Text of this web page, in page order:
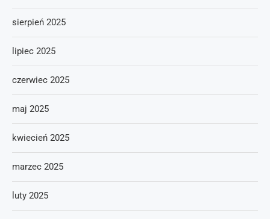
sierpień 2025
lipiec 2025
czerwiec 2025
maj 2025
kwiecień 2025
marzec 2025
luty 2025